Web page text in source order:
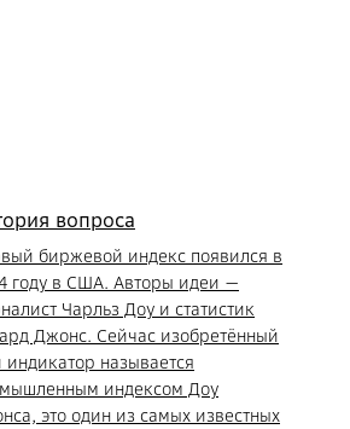
вопроса
биржевой индекс появился в
году в США. Авторы идеи —
Чарльз Доу и статистик
Джонс. Сейчас изобретённый
называется
индексом Доу
это один из самых известных